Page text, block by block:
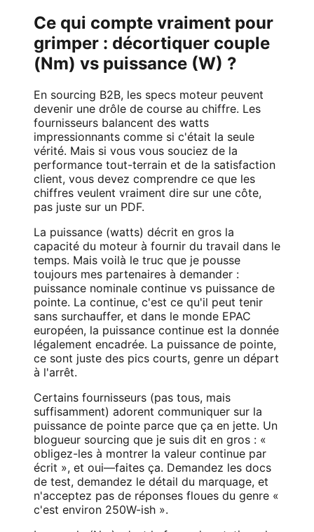
Ce qui compte vraiment pour
grimper : décortiquer couple
(Nm) vs puissance (W) ?
En sourcing B2B, les specs moteur peuvent
devenir une drôle de course au chiffre. Les
fournisseurs balancent des watts
impressionnants comme si c'était la seule
vérité. Mais si vous vous souciez de la
performance tout-terrain et de la satisfaction
client, vous devez comprendre ce que les
chiffres veulent vraiment dire sur une côte,
pas juste sur un PDF.
La puissance (watts) décrit en gros la
capacité du moteur à fournir du travail dans le
temps. Mais voilà le truc que je pousse
toujours mes partenaires à demander :
puissance nominale continue vs puissance de
pointe. La continue, c'est ce qu'il peut tenir
sans surchauffer, et dans le monde EPAC
européen, la puissance continue est la donnée
légalement encadrée. La puissance de pointe,
ce sont juste des pics courts, genre un départ
à l'arrêt.
Certains fournisseurs (pas tous, mais
suffisamment) adorent communiquer sur la
puissance de pointe parce que ça en jette. Un
blogueur sourcing que je suis dit en gros : «
obligez-les à montrer la valeur continue par
écrit », et oui—faites ça. Demandez les docs
de test, demandez le détail du marquage, et
n'acceptez pas de réponses floues du genre «
c'est environ 250W-ish ».